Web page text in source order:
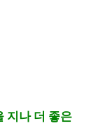
지나 더 좋은